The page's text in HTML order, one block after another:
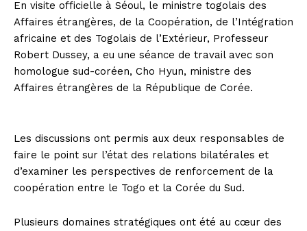
En visite officielle à Séoul, le ministre togolais des
Affaires étrangères, de la Coopération, de l’Intégration
africaine et des Togolais de l’Extérieur, Professeur
Robert Dussey, a eu une séance de travail avec son
homologue sud-coréen, Cho Hyun, ministre des
Affaires étrangères de la République de Corée.
Les discussions ont permis aux deux responsables de
faire le point sur l’état des relations bilatérales et
d’examiner les perspectives de renforcement de la
coopération entre le Togo et la Corée du Sud.
Plusieurs domaines stratégiques ont été au cœur des